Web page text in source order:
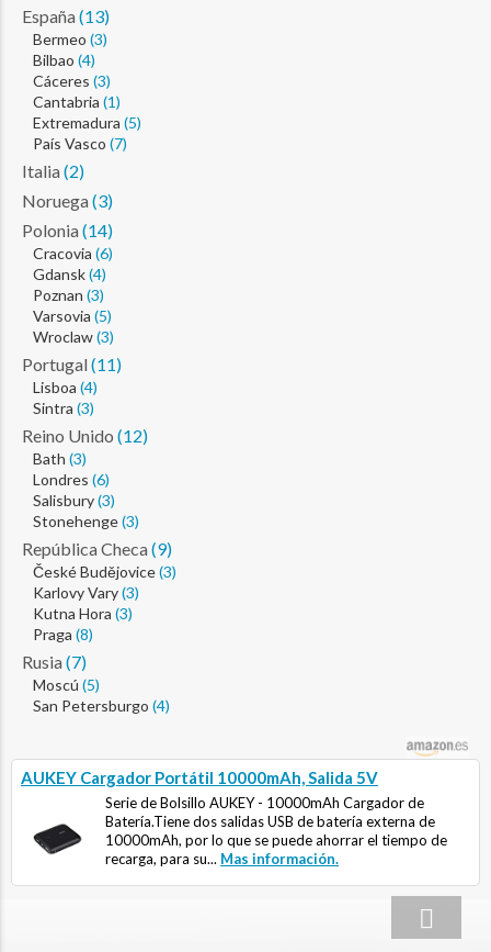
España (13)
Bermeo (3)
Bilbao (4)
Cáceres (3)
Cantabria (1)
Extremadura (5)
País Vasco (7)
Italia (2)
Noruega (3)
Polonia (14)
Cracovia (6)
Gdansk(4)
Poznan (3)
Varsovia (5)
Wroclaw(3)
Portugal (11)
Lisboa (4)
Sintra (3)
Reino Unido (12)
Bath (3)
Londres (6)
Salisbury(3)
Stonehenge(3)
República Checa (9)
České Budějovice(3)
Karlovy Vary(3)
Kutna Hora (3)
Praga (8)
Rusia (7)
Moscú (5)
San Petersburgo (4)
AUKEY Cargador Portátil 10000mAh, Salida 5V
Serie de Bolsillo AUKEY - 10000mAh Cargador de
Batería.Tiene dos salidas USB de batería externa de
10000mAh, por lo que se puede ahorrar el tiempo de
recarga, para su... Mas información.